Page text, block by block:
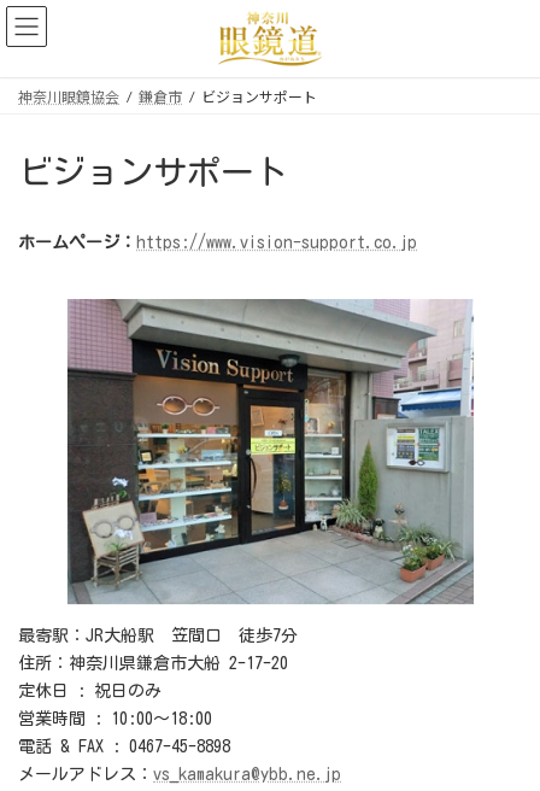
コ
ン
ナ
ビ
神奈川眼鏡協会 鎌倉市 ビジョンサポート
ビジョンサポート
ホームページ： https://www.vision-support.co.jp
最寄駅：JR大船駅 笠間口 徒歩7分
住所：神奈川県鎌倉市大船 2-17-20
定休日 : 祝日のみ
営業時間 : 10:00〜18:00
電話 & FAX : 0467-45-8898
メールアドレス： vs_kamakura@ybb.ne.jp